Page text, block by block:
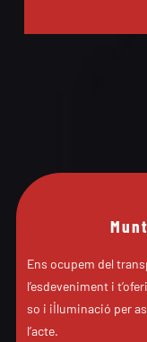
Ens ocupem del
l’esdeveniment i
so i il·luminació per
l’acte.